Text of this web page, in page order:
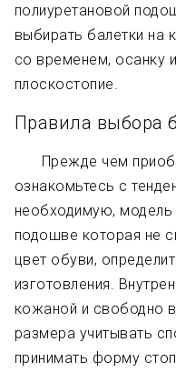
полиуретановой
выбирать балетки на
со временем, осанку
плоскостопие.
Правила выбора
Прежде чем
ознакомьтесь с
необходимую, модель
подошве которая не
цвет обуви,
изготовления.
кожаной и свободно
размера учитывать
принимать форму